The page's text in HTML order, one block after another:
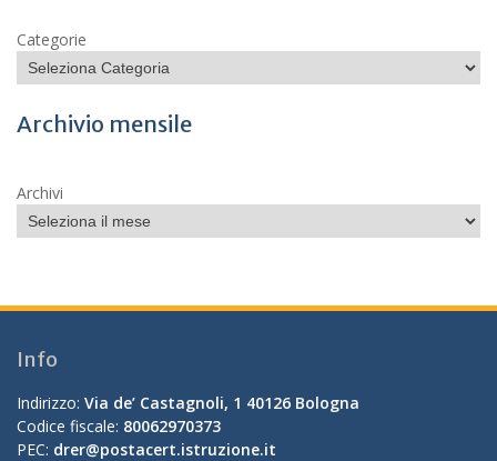
Categorie
Archivio mensile
Archivi
Info
Indirizzo: Via de’ Castagnoli, 1 40126 Bologna
Codice fiscale: 80062970373
PEC: drer@postacert.istruzione.it